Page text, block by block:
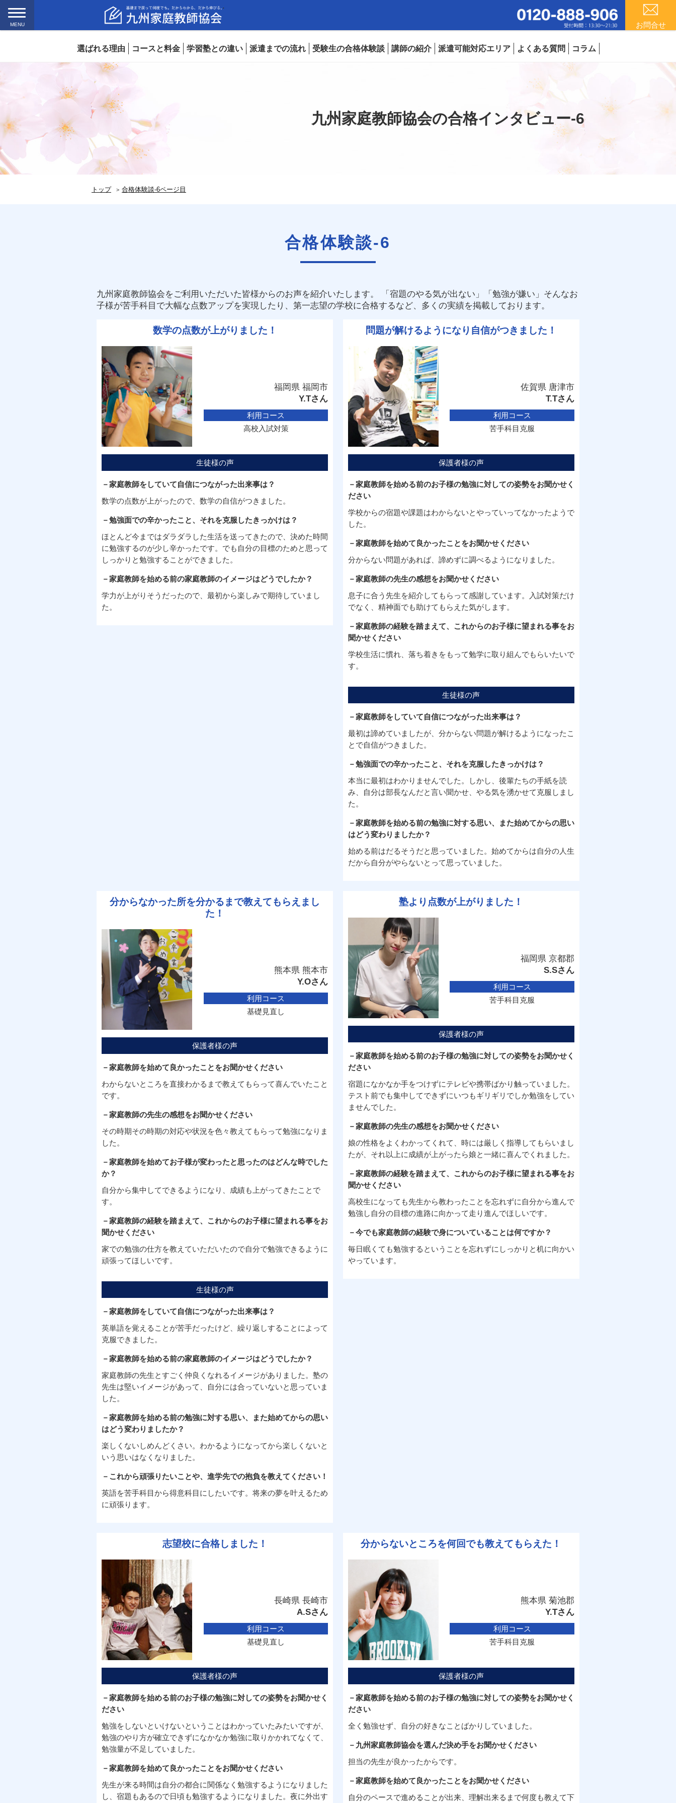
MENU お問合せ
選ばれる理由 コースと料金 学習塾との違い 派遣までの流れ 受験生の合格体験談 講師の紹介 派遣可能対応エリア よくある質問 コラム
九州家庭教師協会の合格インタビュー-6
トップ 合格体験談-6ページ目
合格体験談-6
九州家庭教師協会をご利用いただいた皆様からのお声を紹介いたします。 「宿題のやる気が出ない」「勉強が嫌い」そんなお
子様が苦手科目で大幅な点数アップを実現したり、第一志望の学校に合格するなど、多くの実績を掲載しております。
数学の点数が上がりました！
福岡県 福岡市
Y.Tさん
利用コース
高校入試対策
生徒様の声
－家庭教師をしていて自信につながった出来事は？
数学の点数が上がったので、数学の自信がつきました。
－勉強面での辛かったこと、それを克服したきっかけは？
ほとんど今まではダラダラした生活を送ってきたので、決めた時間
に勉強するのが少し辛かったです。でも自分の目標のためと思って
しっかりと勉強することができました。
－家庭教師を始める前の家庭教師のイメージはどうでしたか？
学力が上がりそうだったので、最初から楽しみで期待していまし
た。
問題が解けるようになり自信がつきました！
佐賀県 唐津市
T.Tさん
利用コース
苦手科目克服
保護者様の声
－家庭教師を始める前のお子様の勉強に対しての姿勢をお聞かせく
ださい
学校からの宿題や課題はわからないとやっていってなかったようで
した。
－家庭教師を始めて良かったことをお聞かせください
分からない問題があれば、諦めずに調べるようになりました。
－家庭教師の先生の感想をお聞かせください
息子に合う先生を紹介してもらって感謝しています。入試対策だけ
でなく、精神面でも助けてもらえた気がします。
－家庭教師の経験を踏まえて、これからのお子様に望まれる事をお
聞かせください
学校生活に慣れ、落ち着きをもって勉学に取り組んでもらいたいで
す。
生徒様の声
－家庭教師をしていて自信につながった出来事は？
最初は諦めていましたが、分からない問題が解けるようになったこ
とで自信がつきました。
－勉強面での辛かったこと、それを克服したきっかけは？
本当に最初はわかりませんでした。しかし、後輩たちの手紙を読
み、自分は部長なんだと言い聞かせ、やる気を湧かせて克服しまし
た。
－家庭教師を始める前の勉強に対する思い、また始めてからの思い
はどう変わりましたか？
始める前はだるそうだと思っていました。始めてからは自分の人生
だから自分がやらないとって思っていました。
分からなかった所を分かるまで教えてもらえまし
た！
熊本県 熊本市
Y.Oさん
利用コース
基礎見直し
保護者様の声
－家庭教師を始めて良かったことをお聞かせください
わからないところを直接わかるまで教えてもらって喜んでいたこと
です。
－家庭教師の先生の感想をお聞かせください
その時期その時期の対応や状況を色々教えてもらって勉強になりま
した。
－家庭教師を始めてお子様が変わったと思ったのはどんな時でした
か？
自分から集中してできるようになり、成績も上がってきたことで
す。
－家庭教師の経験を踏まえて、これからのお子様に望まれる事をお
聞かせください
家での勉強の仕方を教えていただいたので自分で勉強できるように
頑張ってほしいです。
生徒様の声
－家庭教師をしていて自信につながった出来事は？
英単語を覚えることが苦手だったけど、繰り返しすることによって
克服できました。
－家庭教師を始める前の家庭教師のイメージはどうでしたか？
家庭教師の先生とすごく仲良くなれるイメージがありました。塾の
先生は堅いイメージがあって、自分には合っていないと思っていま
した。
－家庭教師を始める前の勉強に対する思い、また始めてからの思い
はどう変わりましたか？
楽しくないしめんどくさい。わかるようになってから楽しくないと
いう思いはなくなりました。
－これから頑張りたいことや、進学先での抱負を教えてください！
英語を苦手科目から得意科目にしたいです。将来の夢を叶えるため
に頑張ります。
塾より点数が上がりました！
福岡県 京都郡
S.Sさん
利用コース
苦手科目克服
保護者様の声
－家庭教師を始める前のお子様の勉強に対しての姿勢をお聞かせく
ださい
宿題になかなか手をつけずにテレビや携帯ばかり触っていました。
テスト前でも集中してできずにいつもギリギリでしか勉強をしてい
ませんでした。
－家庭教師の先生の感想をお聞かせください
娘の性格をよくわかってくれて、時には厳しく指導してもらいまし
たが、それ以上に成績が上がったら娘と一緒に喜んでくれました。
－家庭教師の経験を踏まえて、これからのお子様に望まれる事をお
聞かせください
高校生になっても先生から教わったことを忘れずに自分から進んで
勉強し自分の目標の進路に向かって走り進んでほしいです。
－今でも家庭教師の経験で身についていることは何ですか？
毎日眠くても勉強するということを忘れずにしっかりと机に向かい
やっています。
志望校に合格しました！
長崎県 長崎市
A.Sさん
利用コース
基礎見直し
保護者様の声
－家庭教師を始める前のお子様の勉強に対しての姿勢をお聞かせく
ださい
勉強をしないといけないということはわかっていたみたいですが、
勉強のやり方が確立できずになかなか勉強に取りかかれてなくて、
勉強量が不足していました。
－家庭教師を始めて良かったことをお聞かせください
先生が来る時間は自分の都合に関係なく勉強するようになりました
し、宿題もあるので日頃も勉強するようになりました。夜に外出す
分からないところを何回でも教えてもらえた！
熊本県 菊池郡
Y.Tさん
利用コース
苦手科目克服
保護者様の声
－家庭教師を始める前のお子様の勉強に対しての姿勢をお聞かせく
ださい
全く勉強せず、自分の好きなことばかりしていました。
－九州家庭教師協会を選んだ決め手をお聞かせください
担当の先生が良かったからです。
－家庭教師を始めて良かったことをお聞かせください
自分のペースで進めることが出来、理解出来るまで何度も教えて下